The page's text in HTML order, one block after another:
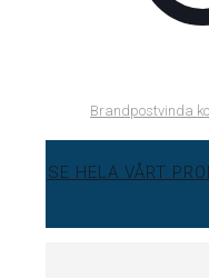
Brandpostvinda
SE HELA VÅRT